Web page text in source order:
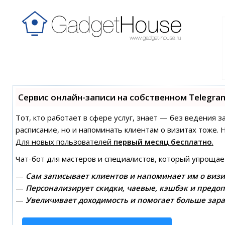
Сервис онлайн-записи на собственном
Тот, кто работает в сфере услуг, знает — без ведения
расписание, но и напоминать клиентам о визитах
Для новых пользователей первый месяц бесплатно.
Чат-бот для мастеров и специалистов, который
— Сам записывает клиентов и напоминает им о
— Персонализирует скидки, чаевые, кэшбэк и
— Увеличивает доходимость и помогает больше